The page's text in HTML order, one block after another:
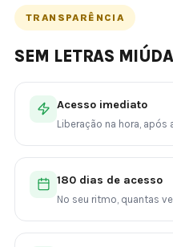
TRANSPARÊNCIA
SEM LETRAS
Acesso imediato
Liberação na hora,
180 dias de acesso
No seu ritmo, quantas